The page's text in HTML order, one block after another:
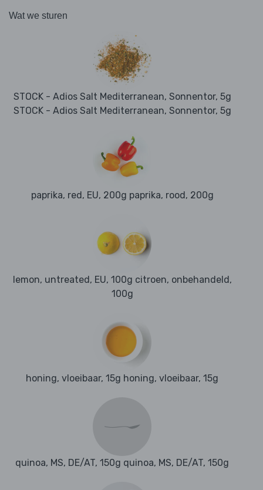
Wat we sturen
STOCK - Adios Salt Mediterranean, Sonnentor, 5g
STOCK - Adios Salt Mediterranean, Sonnentor, 5g
paprika, red, EU, 200g paprika, rood, 200g
lemon, untreated, EU, 100g citroen, onbehandeld,
100g
honing, vloeibaar, 15g honing, vloeibaar, 15g
quinoa, MS, DE/AT, 150g quinoa, MS, DE/AT, 150g